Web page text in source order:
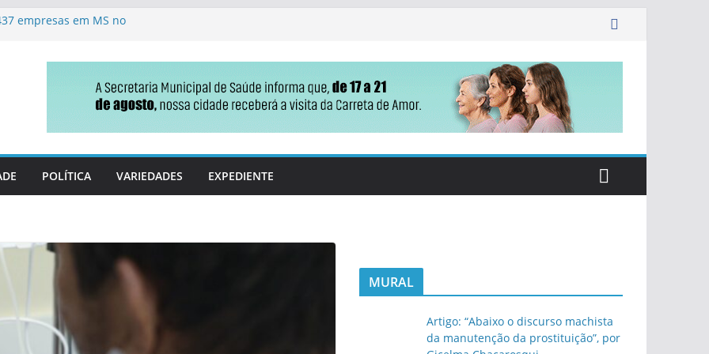
empresas em MS no
para o Senado
correm atrás de
estadual nas eleições
POLÍTICA VARIEDADES EXPEDIENTE
MURAL
Artigo: “Abaixo o discurso machista
da manutenção da prostituição”, por